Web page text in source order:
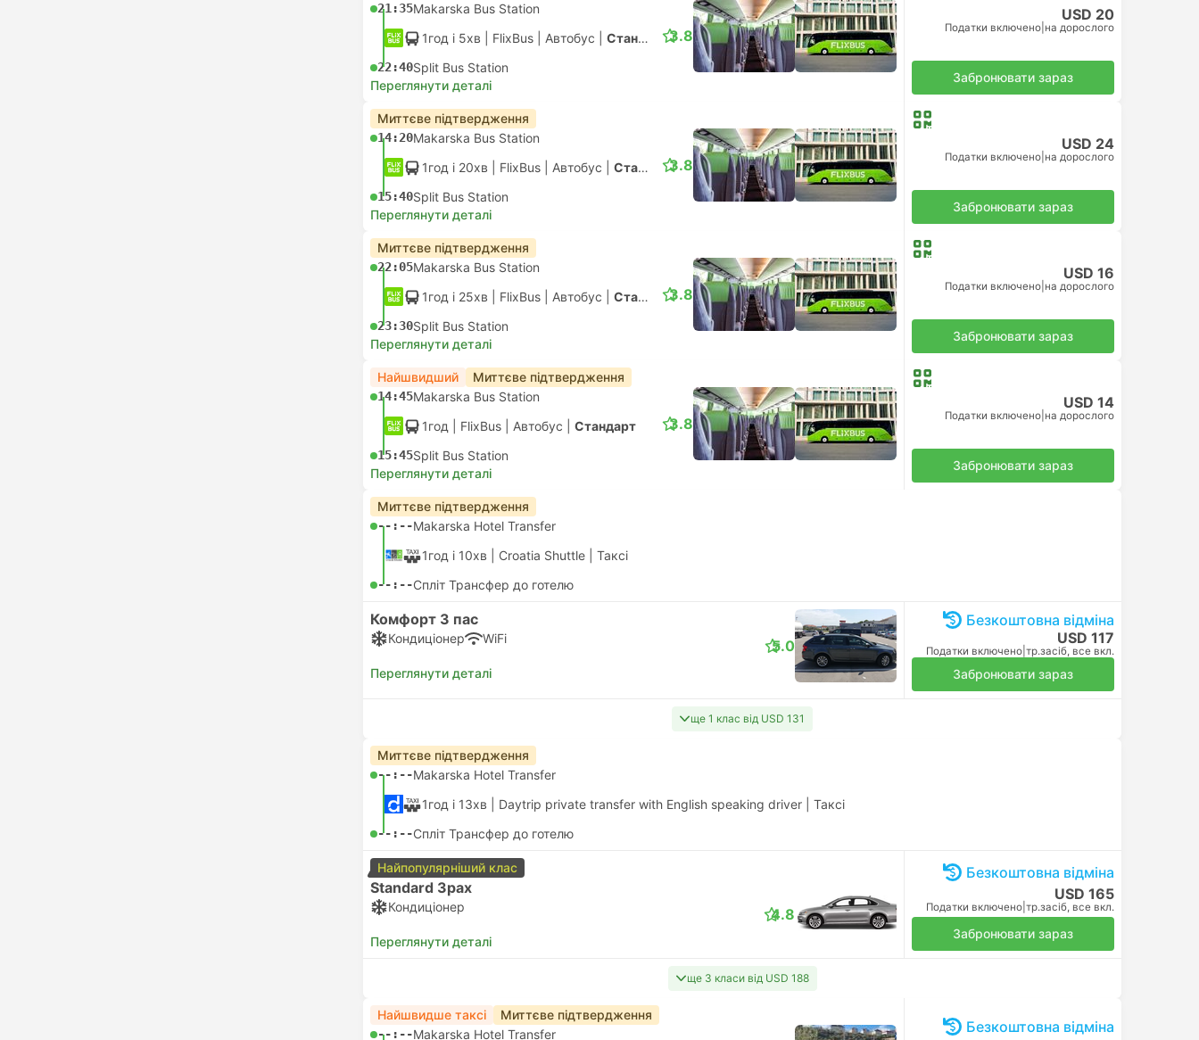
21:35Makarska Bus Station
1год і 5хв | FlixBus Автобус Стандарт
22:40Split Bus Station
3.8
Переглянути деталі
USD 20
Податки включено на дорослого
Забронювати зараз
Миттєве підтвердження
14:20Makarska Bus Station
1год і 20хв | FlixBus Автобус Стандарт
15:40Split Bus Station
3.8
Переглянути деталі
USD 24
Податки включено на дорослого
Забронювати зараз
Миттєве підтвердження
22:05Makarska Bus Station
1год і 25хв | FlixBus Автобус Стандарт
23:30Split Bus Station
3.8
Переглянути деталі
USD 16
Податки включено на дорослого
Забронювати зараз
Найшвидший Миттєве підтвердження
14:45Makarska Bus Station
1год | FlixBus Автобус Стандарт
15:45Split Bus Station
3.8
Переглянути деталі
USD 14
Податки включено на дорослого
Забронювати зараз
Миттєве підтвердження
--:--Makarska Hotel Transfer
1год і 10хв | Croatia Shuttle Таксі
--:--Спліт Трансфер до готелю
Комфорт 3 пас
Кондиціонер WiFi
Переглянути деталі
5.0
Безкоштовна відміна
USD 117
Податки включено тр.засіб, все вкл.
Забронювати зараз
ще 1 клас від USD 131
Миттєве підтвердження
--:--Makarska Hotel Transfer
1год і 13хв | Daytrip private transfer with English speaking driver Таксі
--:--Спліт Трансфер до готелю
Найпопулярніший клас
Standard 3pax
Кондиціонер
Переглянути деталі
4.8
Безкоштовна відміна
USD 165
Податки включено тр.засіб, все вкл.
Забронювати зараз
ще 3 класи від USD 188
Найшвидше таксі Миттєве підтвердження
--:--Makarska Hotel Transfer Безкоштовна відміна